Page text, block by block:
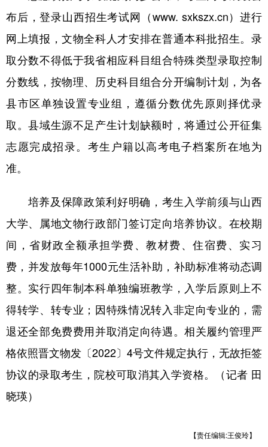
新疆 内蒙古 黑龙江
多语种频道
English Español Français عربى
Русский язык 日本語 한국어
布后，登录山西招生考试网（www. sxkszx.cn）进行
网上填报，文物全科人才安排在普通本科批招生。录
取分数不得低于我省相应科目组合特殊类型录取控制
分数线，按物理、历史科目组合分开编制计划，为各
县市区单独设置专业组，遵循分数优先原则择优录
取。县域生源不足产生计划缺额时，将通过公开征集
志愿完成招录。考生户籍以高考电子档案所在地为
准。
培养及保障政策利好明确，考生入学前须与山西
大学、属地文物行政部门签订定向培养协议。在校期
间，省财政全额承担学费、教材费、住宿费、实习
费，并发放每年1000元生活补助，补助标准将动态调
整。实行四年制本科单独编班教学，入学后原则上不
得转学、转专业；因特殊情况转入非定向专业的，需
退还全部免费费用并取消定向待遇。相关履约管理严
格依照晋文物发〔2022〕4号文件规定执行，无故拒签
协议的录取考生，院校可取消其入学资格。（记者 田
晓瑛）
【责任编辑:王俊玲】